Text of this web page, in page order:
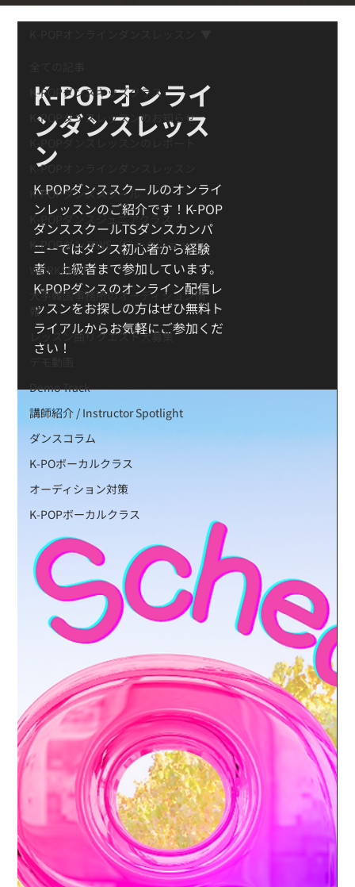
K-POPダンスキッズクラス
K-POPダンスレッスンのお知らせ
K-POPダンスレッスンのレポート
K-POPオンラインダンスレッスン
K-POPダンススクール
K-POPダンスジュニアクラス
K-POPダンスWS（ワークショップ）
WORKSHOP
大手韓国事務所のオーディション情
報
レッスン曲リクエスト大募集
Demo Track
講師紹介 / Instructor Spotlight
ダンスコラム
K-POボーカルクラス
オーディション対策
K-POPボーカルクラス
K-POPオンライ
ンダンスレッス
ン
K-POPダンススクールのオンライ
ンレッスンのご紹介です！K-POP
ダンススクールTSダンスカンパ
ニーではダンス初心者から経験
者、上級者まで参加しています。
K-POPダンスのオンライン配信レ
ッスンをお探しの方はぜひ無料ト
ライアルからお気軽にご参加くだ
さい！